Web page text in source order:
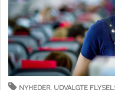
NYHEDER, UDVALGTE